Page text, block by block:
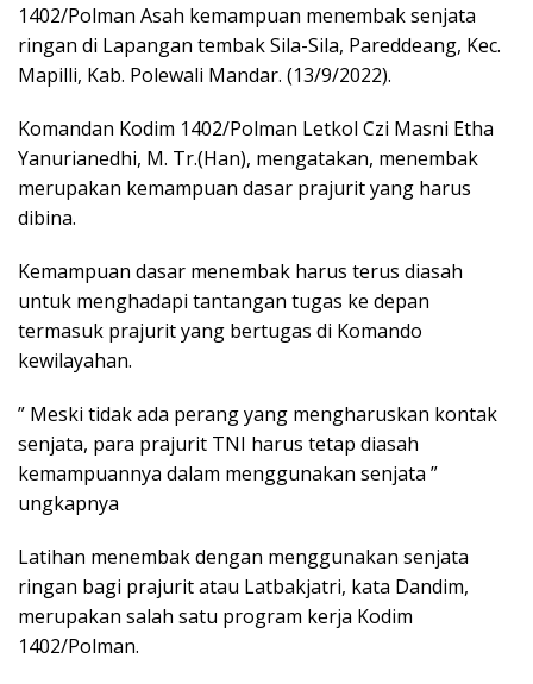
1402/Polman Asah kemampuan menembak senjata
ringan di Lapangan tembak Sila-Sila, Pareddeang, Kec.
Mapilli, Kab. Polewali Mandar. (13/9/2022).
Komandan Kodim 1402/Polman Letkol Czi Masni Etha
Yanurianedhi, M. Tr.(Han), mengatakan, menembak
merupakan kemampuan dasar prajurit yang harus
dibina.
Kemampuan dasar menembak harus terus diasah
untuk menghadapi tantangan tugas ke depan
termasuk prajurit yang bertugas di Komando
kewilayahan.
” Meski tidak ada perang yang mengharuskan kontak
senjata, para prajurit TNI harus tetap diasah
kemampuannya dalam menggunakan senjata ”
ungkapnya
Latihan menembak dengan menggunakan senjata
ringan bagi prajurit atau Latbakjatri, kata Dandim,
merupakan salah satu program kerja Kodim
1402/Polman.